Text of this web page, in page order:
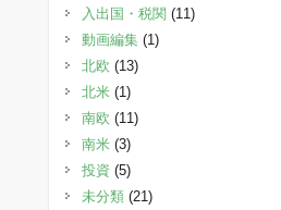
入出国・税関 (11)
動画編集 (1)
北欧 (13)
北米(1)
南欧 (11)
南米(3)
投資 (5)
未分類(21)